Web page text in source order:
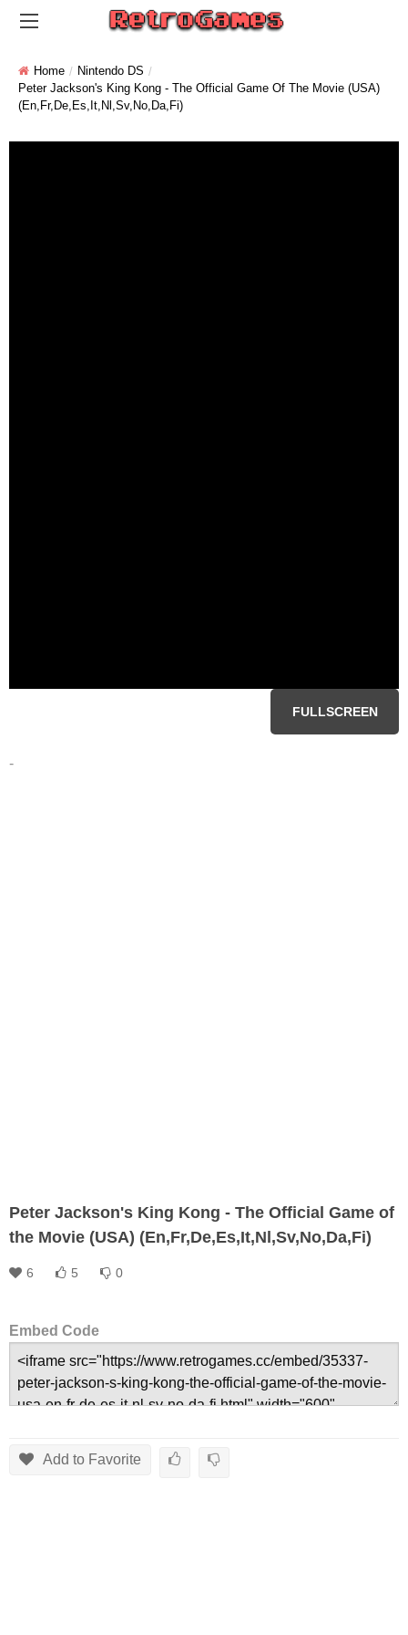
Home
Nintendo DS
Peter Jackson's King Kong - The Official Game Of The Movie (USA)
(En,Fr,De,Es,It,Nl,Sv,No,Da,Fi)
FULLSCREEN
-
Peter Jackson's King Kong - The Official Game of
the Movie (USA) (En,Fr,De,Es,It,Nl,Sv,No,Da,Fi)
6 5 0
Embed Code
Add to Favorite